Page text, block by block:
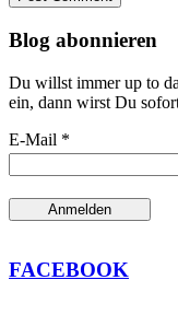
Blog abonnieren
Du willst immer up to
ein, dann wirst Du
E-Mail *
FACEBOOK